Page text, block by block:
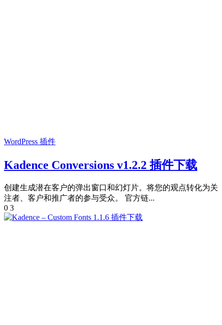
WordPress 插件
Kadence Conversions v1.2.2 插件下载
创建生成潜在客户的弹出窗口和幻灯片。将您的观点转化为关
注者、客户和推广者的参与受众。 官方链...
0 3